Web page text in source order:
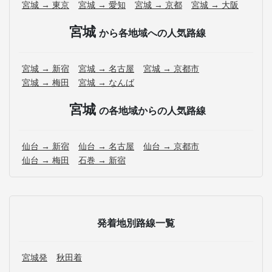
宮城 → 東京 宮城 → 愛知 宮城 → 京都 宮城 → 大阪
宮城 から各地域への人気路線
宮城 → 新宿 宮城 → 名古屋
宮城 → 京都市
宮城 → 梅田
宮城 → なんば
宮城 の各地域からの人気路線
仙台 → 新宿 仙台 → 名古屋
仙台 → 京都市
仙台 → 梅田
石巻 → 新宿
発着地別路線一覧
宮城発 秋田着